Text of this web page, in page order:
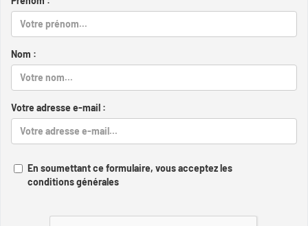
Nom :
Votre adresse e-mail :
En soumettant ce formulaire, vous acceptez les
conditions générales